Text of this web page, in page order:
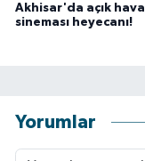
Akhisar'da açık hava
sineması heyecanı!
Yorumlar